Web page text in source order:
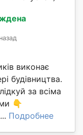
виконає
будівництва.
за всіма
👇
Подробнее